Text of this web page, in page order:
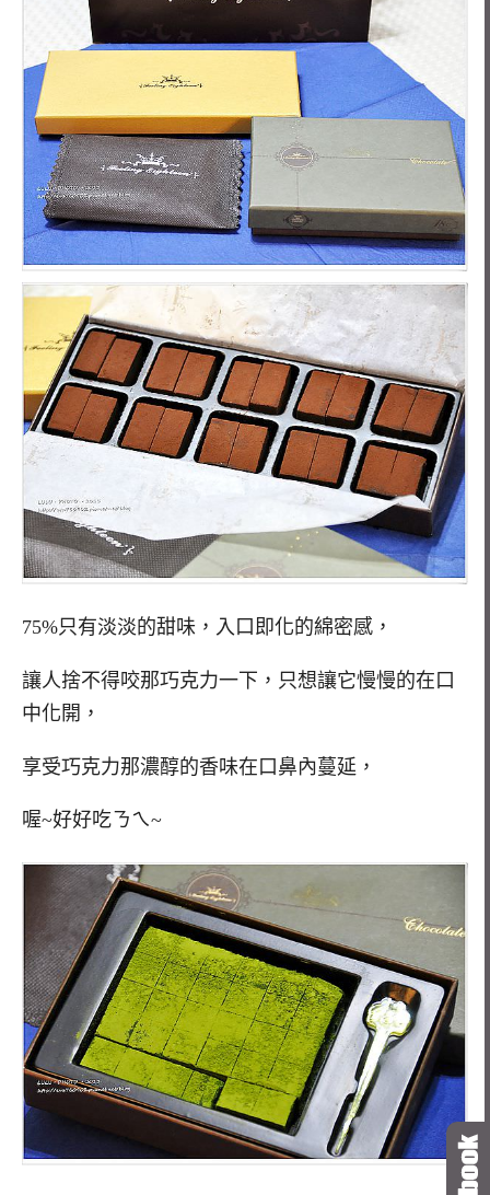
75%只有淡淡的甜味，入口即化的綿密感，
讓人捨不得咬那巧克力一下，只想讓它慢慢的在口
中化開，
享受巧克力那濃醇的香味在口鼻內蔓延，
喔~好好吃ㄋㄟ~